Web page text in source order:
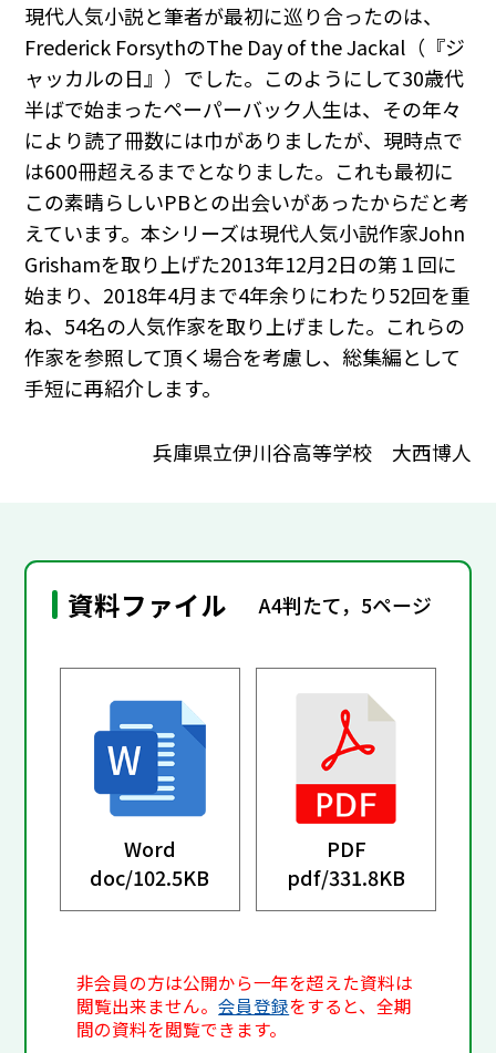
現代人気小説と筆者が最初に巡り合ったのは、
Frederick ForsythのThe Day of the Jackal（『ジ
ャッカルの日』）でした。このようにして30歳代
半ばで始まったペーパーバック人生は、その年々
により読了冊数には巾がありましたが、現時点で
は600冊超えるまでとなりました。これも最初に
この素晴らしいPBとの出会いがあったからだと考
えています。本シリーズは現代人気小説作家John
Grishamを取り上げた2013年12月2日の第１回に
始まり、2018年4月まで4年余りにわたり52回を重
ね、54名の人気作家を取り上げました。これらの
作家を参照して頂く場合を考慮し、総集編として
手短に再紹介します。
兵庫県立伊川谷高等学校 大西博人
資料ファイル A4判たて，5ページ
Word
doc/102.5KB
PDF
pdf/331.8KB
非会員の方は公開から一年を超えた資料は
閲覧出来ません。会員登録をすると、全期
間の資料を閲覧できます。